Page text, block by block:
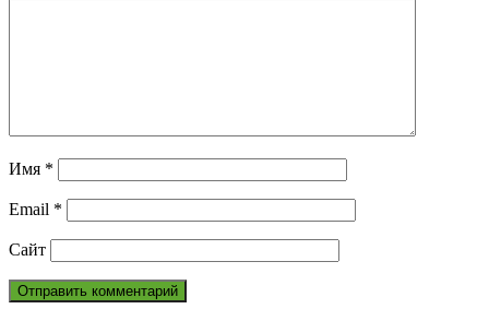
Имя *
Email *
Сайт